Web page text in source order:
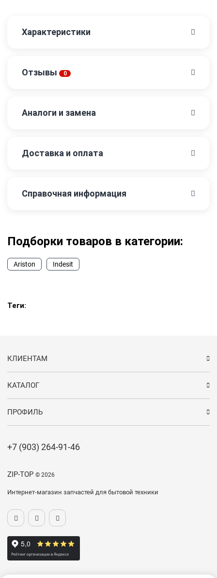
Характеристики
Отзывы 0
Аналоги и замена
Доставка и оплата
Справочная информация
Подборки товаров в категории:
Ariston Indesit
Теги:
ZIP-TOP © 2026
Интернет-магазин запчастей для бытовой техники
КЛИЕНТАМ
КАТАЛОГ
ПРОФИЛЬ
+7 (903) 264-91-46